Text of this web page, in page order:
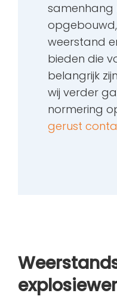
samenhang
weerstand
bieden die
belangrijk
wij verder
normering
gerust